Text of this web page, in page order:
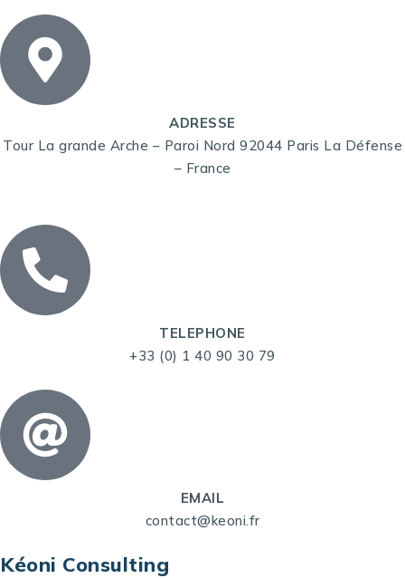
ADRESSE
Tour La grande Arche – Paroi Nord 92044 Paris La Défense
– France
TELEPHONE
+33 (0) 1 40 90 30 79
EMAIL
contact@keoni.fr
Kéoni Consulting